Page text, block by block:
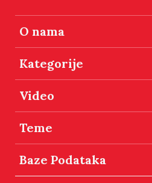
O nama
Kategorije
Video
Teme
Baze Podataka